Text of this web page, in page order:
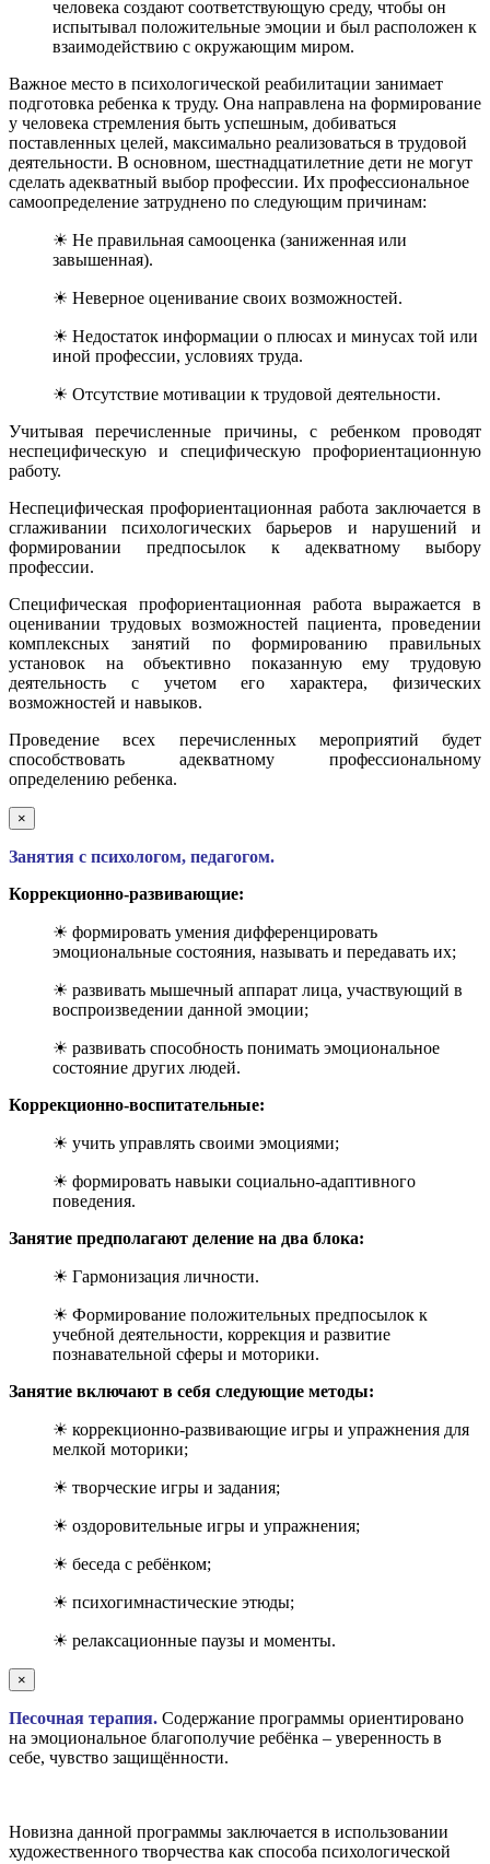
человека создают соответствующую среду, чтобы он
испытывал положительные эмоции и был расположен к
взаимодействию с окружающим миром.
Важное место в психологической реабилитации занимает
подготовка ребенка к труду. Она направлена на формирование
у человека стремления быть успешным, добиваться
поставленных целей, максимально реализоваться в трудовой
деятельности. В основном, шестнадцатилетние дети не могут
сделать адекватный выбор профессии. Их профессиональное
самоопределение затруднено по следующим причинам:
☀ Не правильная самооценка (заниженная или
завышенная).
☀ Неверное оценивание своих возможностей.
☀ Недостаток информации о плюсах и минусах той или
иной профессии, условиях труда.
☀ Отсутствие мотивации к трудовой деятельности.
Учитывая перечисленные причины, с ребенком проводят
неспецифическую и специфическую профориентационную
работу.
Неспецифическая профориентационная работа заключается в
сглаживании психологических барьеров и нарушений и
формировании предпосылок к адекватному выбору
профессии.
Специфическая профориентационная работа выражается в
оценивании трудовых возможностей пациента, проведении
комплексных занятий по формированию правильных
установок на объективно показанную ему трудовую
деятельность с учетом его характера, физических
возможностей и навыков.
Проведение всех перечисленных мероприятий будет
способствовать адекватному профессиональному
определению ребенка.
×
Занятия с психологом, педагогом.
Коррекционно-развивающие:
☀ формировать умения дифференцировать
эмоциональные состояния, называть и передавать их;
☀ развивать мышечный аппарат лица, участвующий в
воспроизведении данной эмоции;
☀ развивать способность понимать эмоциональное
состояние других людей.
Коррекционно-воспитательные:
☀ учить управлять своими эмоциями;
☀ формировать навыки социально-адаптивного
поведения.
Занятие предполагают деление на два блока:
☀ Гармонизация личности.
☀ Формирование положительных предпосылок к
учебной деятельности, коррекция и развитие
познавательной сферы и моторики.
Занятие включают в себя следующие методы:
☀ коррекционно-развивающие игры и упражнения для
мелкой моторики;
☀ творческие игры и задания;
☀ оздоровительные игры и упражнения;
☀ беседа с ребёнком;
☀ психогимнастические этюды;
☀ релаксационные паузы и моменты.
×
Песочная терапия. Содержание программы ориентировано
на эмоциональное благополучие ребёнка – уверенность в
себе, чувство защищённости.
Новизна данной программы заключается в использовании
художественного творчества как способа психологической